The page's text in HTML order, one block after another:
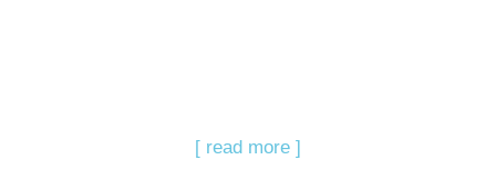
[ read more ]